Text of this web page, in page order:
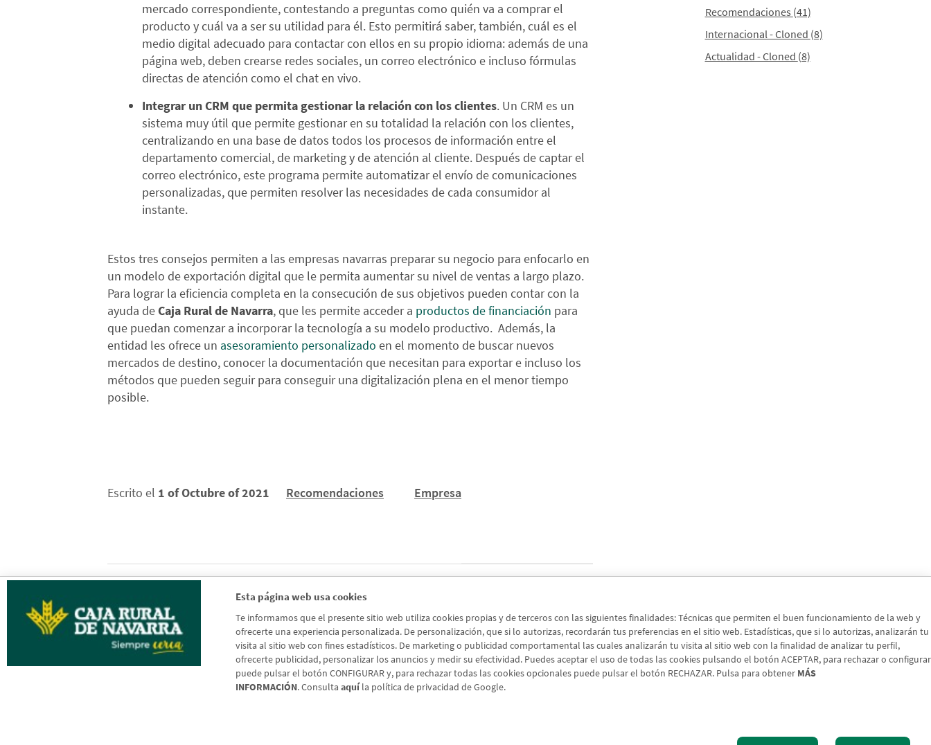
Esta página web usa cookies
Te informamos que el presente sitio web utiliza cookies propias y de terceros con las siguientes finalidades: Técnicas que permiten el buen funcionamiento de la web y
ofrecerte una experiencia personalizada. De personalización, que si lo autorizas, recordarán tus preferencias en el sitio web. Estadísticas, que si lo autorizas, analizarán tu
visita al sitio web con fines estadísticos. De marketing o publicidad comportamental las cuales analizarán tu visita al sitio web con la finalidad de analizar tu perfil,
ofrecerte publicidad, personalizar los anuncios y medir su efectividad. Puedes aceptar el uso de todas las cookies pulsando el botón ACEPTAR, para rechazar o configurar
puede pulsar el botón CONFIGURAR y, para rechazar todas las cookies opcionales puede pulsar el botón RECHAZAR. Pulsa para obtener MÁS
INFORMACIÓN. Consulta aquíla política de privacidad de Google.
mercado correspondiente, contestando a preguntas como quién va a comprar el
producto y cuál va a ser su utilidad para él. Esto permitirá saber, también, cuál es el
medio digital adecuado para contactar con ellos en su propio idioma: además de una
página web, deben crearse redes sociales, un correo electrónico e incluso fórmulas
directas de atención como el chat en vivo.
Integrar un CRM que permita gestionar la relación con los clientes. Un CRM es un
sistema muy útil que permite gestionar en su totalidad la relación con los clientes,
centralizando en una base de datos todos los procesos de información entre el
departamento comercial, de marketing y de atención al cliente. Después de captar el
correo electrónico, este programa permite automatizar el envío de comunicaciones
personalizadas, que permiten resolver las necesidades de cada consumidor al
instante.
Estos tres consejos permiten a las empresas navarras preparar su negocio para enfocarlo en
un modelo de exportación digital que le permita aumentar su nivel de ventas a largo plazo.
Para lograr la eficiencia completa en la consecución de sus objetivos pueden contar con la
ayuda deCaja Rural de Navarra, que les permite acceder a productos de financiación para
que puedan comenzar a incorporar la tecnología a su modelo productivo. Además, la
entidad les ofrece un asesoramiento personalizado en el momento de buscar nuevos
mercados de destino, conocer la documentación que necesitan para exportar e incluso los
métodos que pueden seguir para conseguir una digitalización plena en el menor tiempo
posible.
Escrito el 1 of Octubre of 2021 Recomendaciones Empresa
Anterior
Recomendaciones (41)
Internacional - Cloned (8)
Actualidad - Cloned (8)